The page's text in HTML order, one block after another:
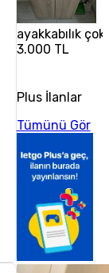
ayakkabılık
3.000 TL
Plus İlanlar
Tümünü Gör